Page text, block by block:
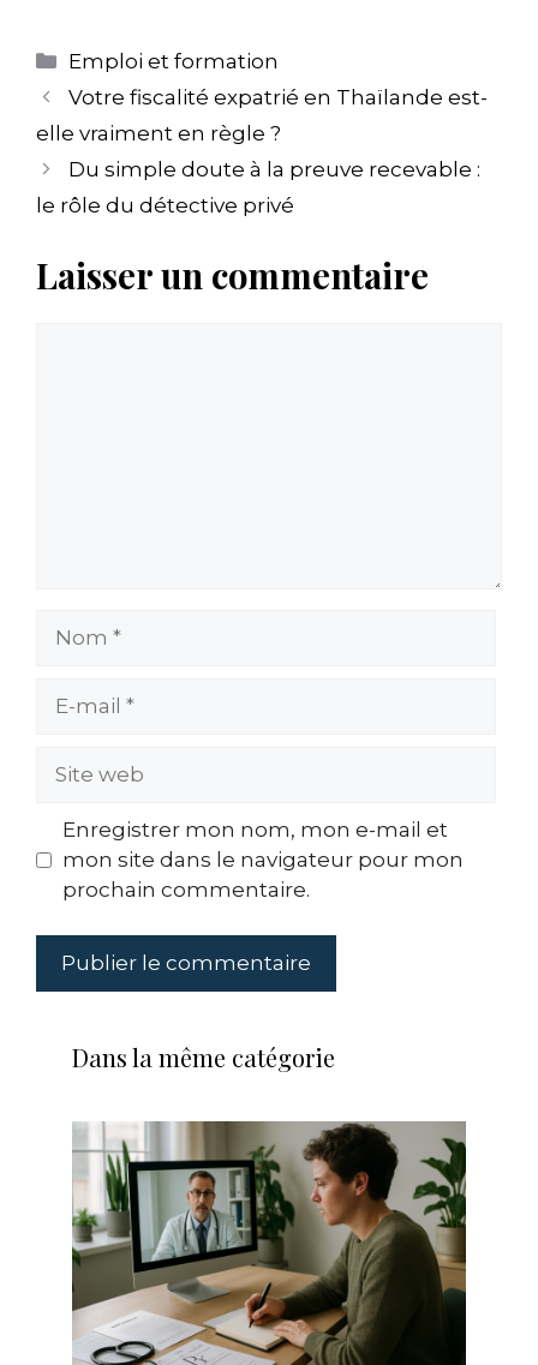
Catégories
Emploi et formation
Votre fiscalité expatrié en Thaïlande est-
elle vraiment en règle ?
Du simple doute à la preuve recevable :
le rôle du détective privé
Laisser un commentaire
mail
web
Enregistrer mon nom, mon e-mail et
mon site dans le navigateur pour mon
prochain commentaire.
Dans la même catégorie